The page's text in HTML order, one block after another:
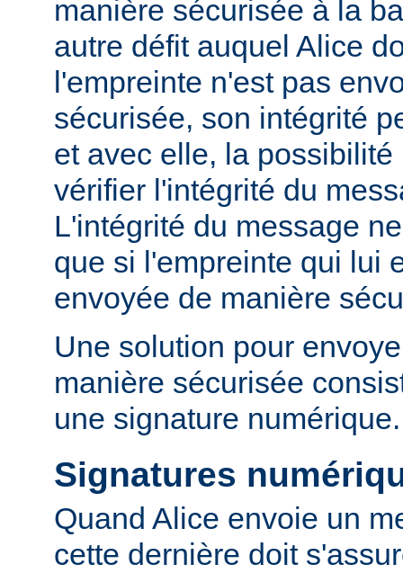
manière sécurisée à la
autre défit auquel Alice
l'empreinte n'est pas
sécurisée, son intégrité
et avec elle, la
vérifier l'intégrité du
L'intégrité du message
que si l'empreinte qui lui
envoyée de manière
Une solution pour
manière sécurisée
une signature numérique.
Signatures
Quand Alice envoie un
cette dernière doit